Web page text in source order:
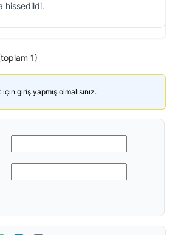
hissedildi.
1)
giriş yapmış olmalısınız.